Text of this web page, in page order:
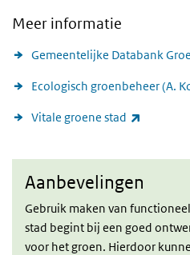
Meer informatie
Gemeentelijke Databank
Ecologisch groenbeheer (A.
Vitale groene stad
Aanbevelingen
Gebruik maken van
stad begint bij een goed
voor het groen. Hierdoor